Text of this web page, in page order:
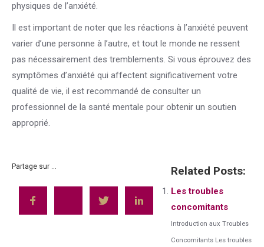
physiques de l’anxiété.
Il est important de noter que les réactions à l’anxiété peuvent
varier d’une personne à l’autre, et tout le monde ne ressent
pas nécessairement des tremblements. Si vous éprouvez des
symptômes d’anxiété qui affectent significativement votre
qualité de vie, il est recommandé de consulter un
professionnel de la santé mentale pour obtenir un soutien
approprié.
Partage sur ... Related Posts:
Les troubles
concomitants
Introduction aux Troubles
Concomitants Les troubles